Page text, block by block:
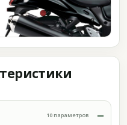
10 параметров